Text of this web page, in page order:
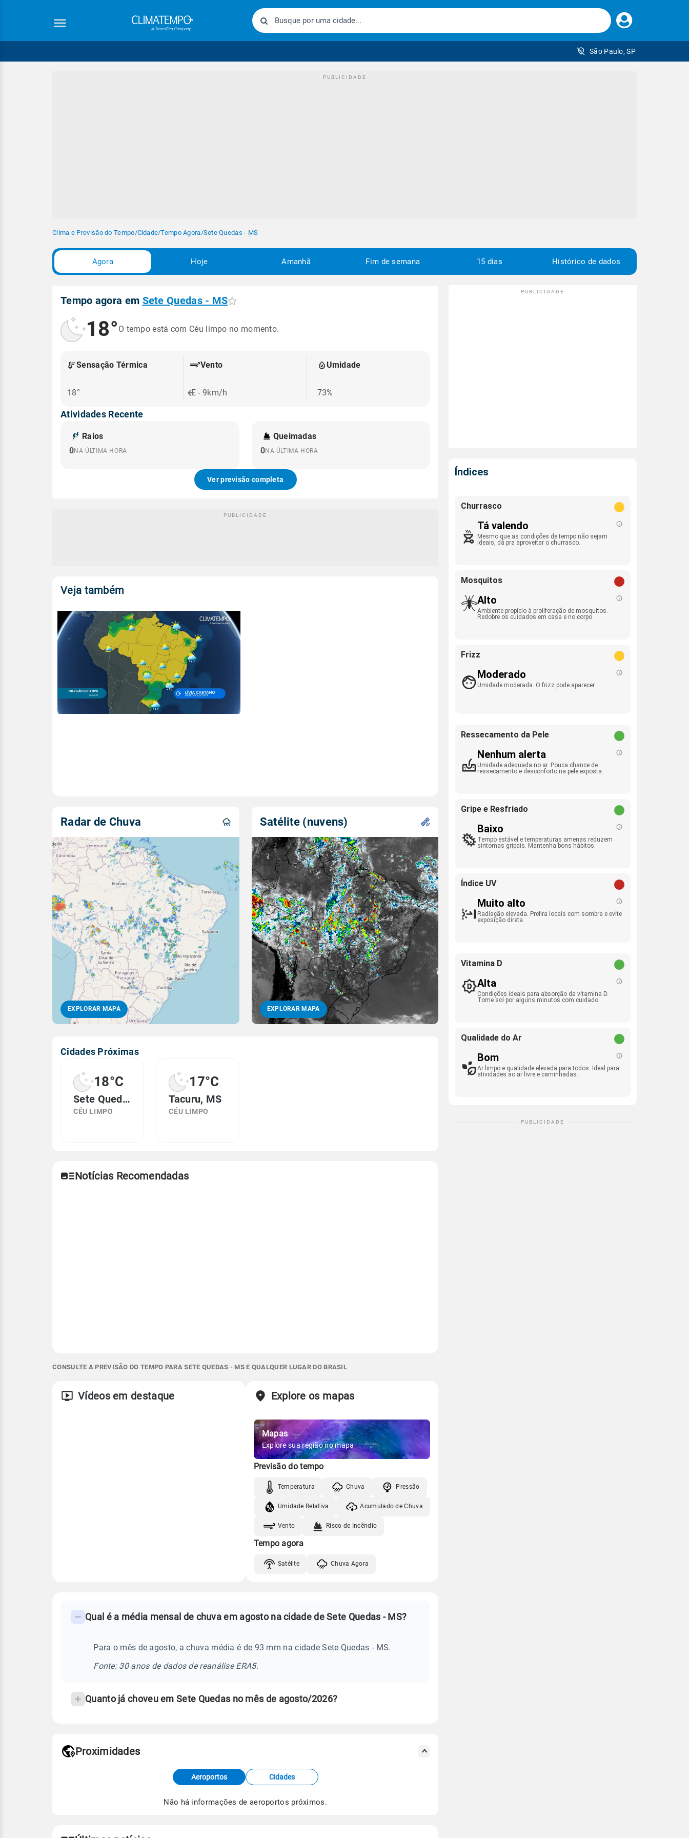
Faça
seu
São Paulo, SP
Clima e Previsão do Tempo/Cidade/Tempo Agora/Sete Quedas - MS
Agora Hoje Amanhã Fim de semana 15 dias Histórico de dados
Tempo agora em Sete Quedas - MS
18° O tempo está com Céu limpo no momento.
Sensação Térmica
18°
Vento
E - 9km/h
Umidade
73%
Atividades Recente
Raios
0NA ÚLTIMA HORA
Queimadas
0NA ÚLTIMA HORA
Ver previsão completa
Veja também
Radar de Chuva
EXPLORAR MAPA
Satélite (nuvens)
EXPLORAR MAPA
Cidades Próximas
18°C
Sete Quedas, MS
CÉU LIMPO
17°C
Tacuru, MS
CÉU LIMPO
Notícias Recomendadas
CONSULTE A PREVISÃO DO TEMPO PARA SETE QUEDAS - MS E QUALQUER LUGAR DO BRASIL
Vídeos em destaque Explore os mapas
Mapas
Explore sua região no mapa
Previsão do tempo
Temperatura Chuva Pressão
Umidade Relativa Acumulado de Chuva
Vento Risco de Incêndio
Tempo agora
Satélite Chuva Agora
frequentes
temperatura
Qual é a média mensal de chuva em agosto na cidade de Sete Quedas - MS?
Para o mês de agosto, a chuva média é de 93 mm na cidade Sete Quedas - MS.
Fonte: 30 anos de dados de reanálise ERA5.
Quanto já choveu em Sete Quedas no mês de agosto/2026?
de Tempo e Estudos Climáticos (CPTEC).
Proximidades
Aeroportos Cidades
Não há informações de aeroportos próximos.
Índices
Churrasco
Tá valendo
Mesmo que as condições de tempo não sejam
ideais, dá pra aproveitar o churrasco.
Mosquitos
Alto
Ambiente propício à proliferação de mosquitos.
Redobre os cuidados em casa e no corpo.
Frizz
Moderado
Umidade moderada. O frizz pode aparecer.
Ressecamento da Pele
Nenhum alerta
Umidade adequada no ar. Pouca chance de
ressecamento e desconforto na pele exposta.
Gripe e Resfriado
Baixo
Tempo estável e temperaturas amenas reduzem
sintomas gripais. Mantenha bons hábitos.
Índice UV
Muito alto
Radiação elevada. Prefira locais com sombra e evite
exposição direta.
Vitamina D
Alta
Condições ideais para absorção da vitamina D.
Tome sol por alguns minutos com cuidado.
Qualidade do Ar
Bom
Ar limpo e qualidade elevada para todos. Ideal para
atividades ao ar livre e caminhadas.